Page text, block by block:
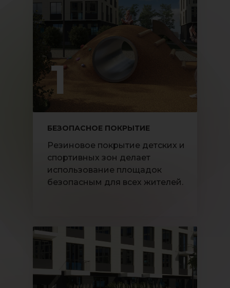
Резиновое покрытие детских и
спортивных зон делает
использование площадок
безопасным для всех жителей.
БЕЗОПАСНОЕ ПОКРЫТИЕ
1